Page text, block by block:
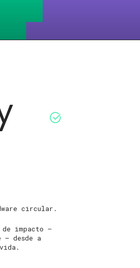
circular.
impacto —
desde a